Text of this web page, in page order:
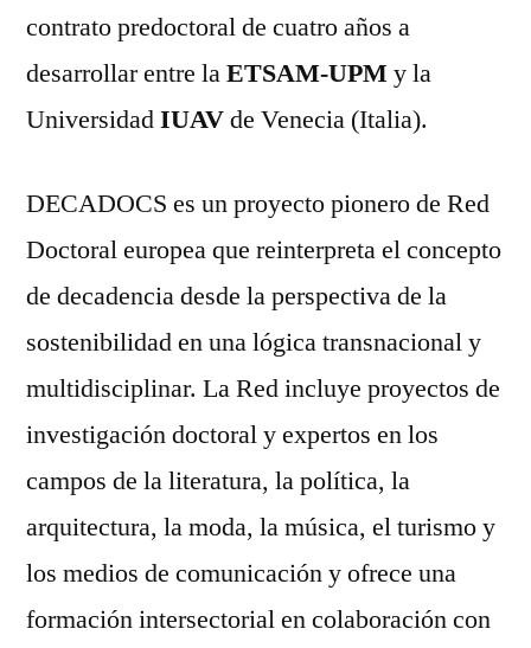
contrato predoctoral de cuatro años a
desarrollar entre laETSAM-UPMy la
UniversidadIUAVde Venecia (Italia).
DECADOCS es un proyecto pionero de Red
Doctoral europea que reinterpreta el concepto
de decadencia desde la perspectiva de la
sostenibilidad en una lógica transnacional y
multidisciplinar. La Red incluye proyectos de
investigación doctoral y expertos en los
campos de la literatura, la política, la
arquitectura, la moda, la música, el turismo y
los medios de comunicación y ofrece una
formación intersectorial en colaboración con